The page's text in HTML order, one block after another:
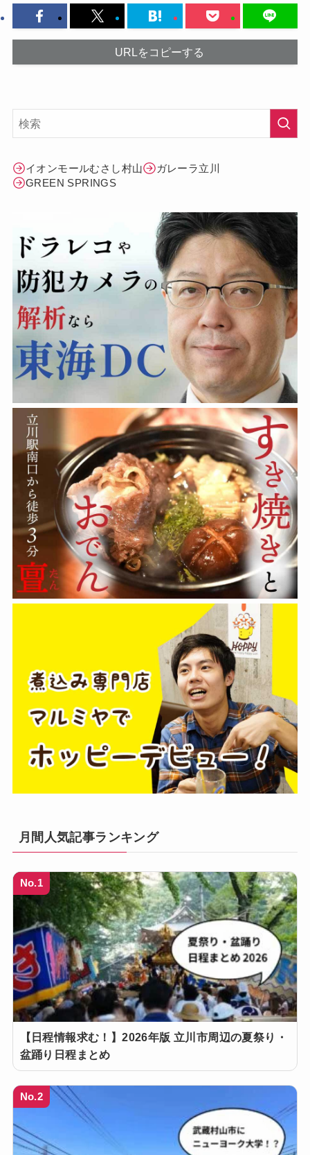
URLをコピーする
イオンモールむさし村山
ガレーラ立川
GREEN SPRINGS
月間人気記事ランキング
No.1
【日程情報求む！】2026年版 立川市周辺の夏祭り・
盆踊り日程まとめ
No.2